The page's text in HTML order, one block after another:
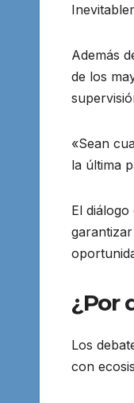
Además
de los
«Sean
la última
El
¿Por
Los
con